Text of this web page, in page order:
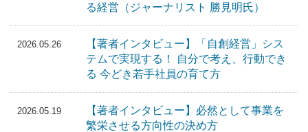
る経営（ジャーナリスト 勝見明氏）
2026.05.26
【著者インタビュー】「自創経営」シス
テムで実現する！ 自分で考え、行動でき
る 今どき若手社員の育て方
2026.05.19
【著者インタビュー】必然として事業を
繁栄させる方向性の決め方